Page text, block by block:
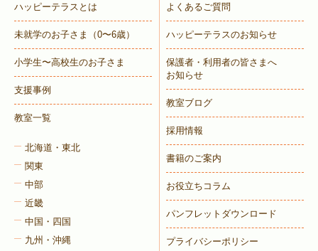
ハッピーテラスとは
未就学のお子さま （0〜6歳）
小学生〜高校生のお子さま
支援事例
教室一覧
北海道・東北
関東
中部
近畿
中国・四国
九州・沖縄
よくあるご質問
ハッピーテラスのお知らせ
保護者・利用者の皆さまへ
お知らせ
教室ブログ
採用情報
書籍のご案内
お役立ちコラム
パンフレットダウンロード
プライバシーポリシー